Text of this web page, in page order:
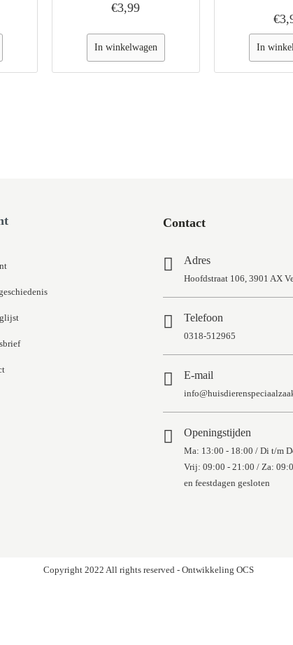
€3,99
In winkelwagen In
Contact
Adres
Hoofdstraat 106, 3901 AX
Telefoon
0318-512965
E-mail
Openingstijden
Ma: 13:00 - 18:00 / Di t/m
Vrij: 09:00 - 21:00 / Za:
en feestdagen gesloten
Copyright 2022 All rights reserved - Ontwikkeling OCS